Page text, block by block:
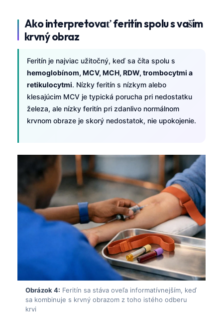
Ako interpretovať feritín spolu s vaším
krvný obraz
Feritín je najviac užitočný, keď sa číta spolu s
hemoglobínom, MCV, MCH, RDW, trombocytmi a
retikulocytmi. Nízky feritín s nízkym alebo
klesajúcim MCV je typická porucha pri nedostatku
železa, ale nízky feritín pri zdanlivo normálnom
krvnom obraze je skorý nedostatok, nie upokojenie.
Obrázok 4: Feritín sa stáva oveľa informatívnejším, keď
sa kombinuje s krvný obrazom z toho istého odberu
krvi